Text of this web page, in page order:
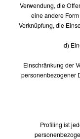
Verwendung, die
eine andere
Verknüpfung, die
d)
Einschränkung der
personenbezogener
Profiling ist